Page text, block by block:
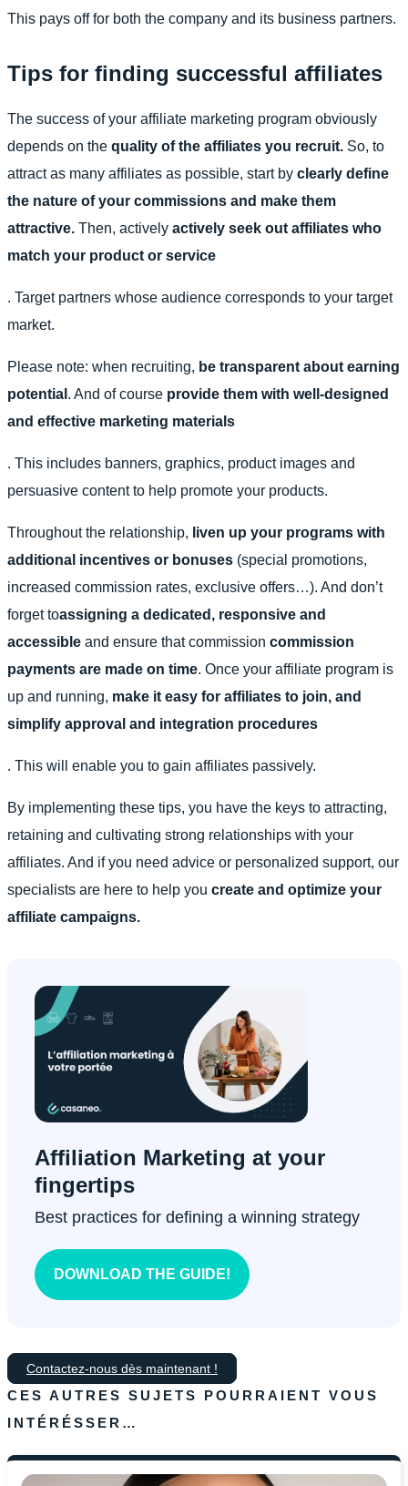
This pays off for both the company and its business partners.
Tips for finding successful affiliates
The success of your affiliate marketing program obviously
depends on the quality of the affiliates you recruit. So, to
attract as many affiliates as possible, start by clearly define
the nature of your commissions and make them
attractive. Then, actively actively seek out affiliates who
match your product or service
. Target partners whose audience corresponds to your target
market.
Please note: when recruiting, be transparent about earning
potential . And of course provide them with well-designed
and effective marketing materials
. This includes banners, graphics, product images and
persuasive content to help promote your products.
Throughout the relationship, liven up your programs with
additional incentives or bonuses (special promotions,
increased commission rates, exclusive offers…). And don’t
forget toassigning a dedicated, responsive and
accessible and ensure that commission commission
payments are made on time. Once your affiliate program is
up and running, make it easy for affiliates to join, and
simplify approval and integration procedures
. This will enable you to gain affiliates passively.
By implementing these tips, you have the keys to attracting,
retaining and cultivating strong relationships with your
affiliates. And if you need advice or personalized support, our
specialists are here to help you create and optimize your
affiliate campaigns.
Affiliation Marketing at your
fingertips
Best practices for defining a winning strategy
DOWNLOAD THE GUIDE!
Contactez-nous dès maintenant !
CES AUTRES SUJETS POURRAIENT VOUS
INTÉRÉSSER…